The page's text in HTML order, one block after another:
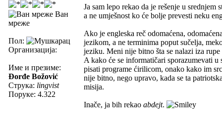
Ван
мреже
Пол:
Организација:
Име и презиме:
Đorđe Božović
Струка: lingvist
Поруке: 4.322
Ja sam lepo rekao da je rešenje u
a ne umješnost ko će bolje prevesti neku
Ako je engleska reč odomaćena,
jezikom, a ne terminima poput sučelja,
jeziku. Meni nije bitno šta se nalazi iza
A kako će se informatičari sporazumevati
pisati programe ćirilicom, onako kako im
nije bitno, nego upravo, kada se ta
misija.
Inače, ja bih rekao abdejt.